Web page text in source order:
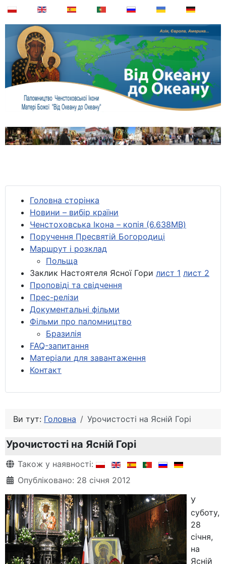
Головна сторінка
Новини – вибір країни
Ченстоховська Ікона – копія (6,638MB)
Поручення Пресвятій Богородиці
Маршрут і розклад
Польща
Заклик Настоятеля Ясної Гори лист 1 лист 2
Проповіді та свідчення
Прес-релізи
Документальні фільми
Фільми про паломництво
Бразилія
FAQ-запитання
Матеріали для завантаження
Контакт
Ви тут: Головна Урочистості на Ясній Горі
Урочистості на Ясній Горі
Деталі
Також у наявності:
Опубліковано: 28 січня 2012
У
суботу,
28
січня,
на
Ясній